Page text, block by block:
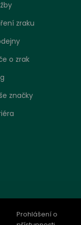
zraku
o zrak
značky
Prohlášení o
se